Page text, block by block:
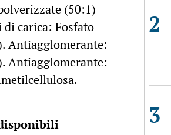
(50:1)
di carica: Fosfato
Antiagglomerante:
Antiagglomerante:
2
3